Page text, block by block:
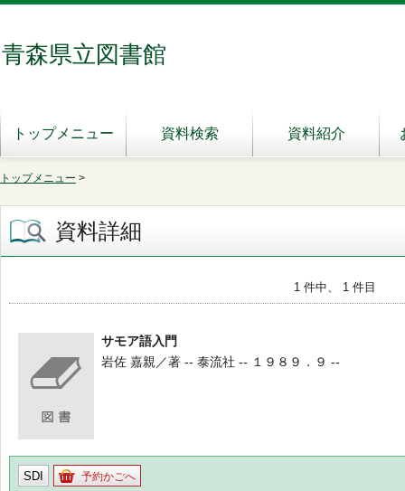
青森県立図書館
トップメニュー 資料検索 資料紹介
トップメニュー >
資料詳細
1 件中、 1 件目
サモア語入門
岩佐 嘉親／著 -- 泰流社 -- １９８９．９ --
SDI 予約かごへ